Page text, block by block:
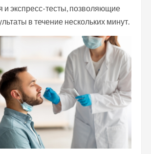
и экспресс-тесты, позволяющие
в течение нескольких минут.